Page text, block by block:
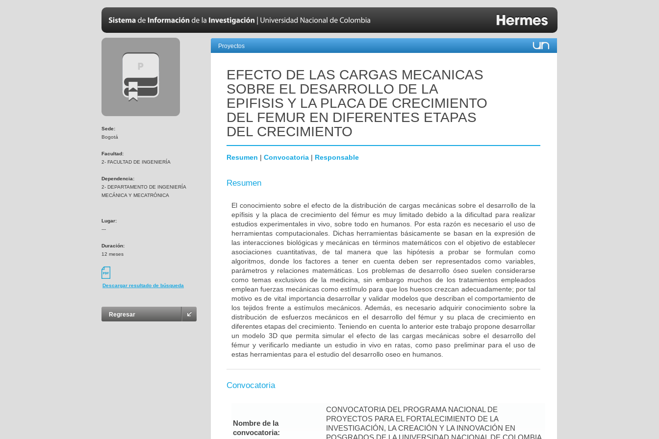
Sede:
Bogotá
Facultad:
2- FACULTAD DE INGENIERÍA
Dependencia:
2- DEPARTAMENTO DE INGENIERÍA
MECÁNICA Y MECATRÓNICA
Lugar:
---
Duración:
12 meses
Descargar resultado de búsqueda
Regresar
Proyectos
EFECTO DE LAS CARGAS MECANICAS
SOBRE EL DESARROLLO DE LA
EPIFISIS Y LA PLACA DE CRECIMIENTO
DEL FEMUR EN DIFERENTES ETAPAS
DEL CRECIMIENTO
Resumen | Convocatoria | Responsable
Resumen
El conocimiento sobre el efecto de la distribución de cargas mecánicas sobre el desarrollo de la
epífisis y la placa de crecimiento del fémur es muy limitado debido a la dificultad para realizar
estudios experimentales in vivo, sobre todo en humanos. Por esta razón es necesario el uso de
herramientas computacionales. Dichas herramientas básicamente se basan en la expresión de
las interacciones biológicas y mecánicas en términos matemáticos con el objetivo de establecer
asociaciones cuantitativas, de tal manera que las hipótesis a probar se formulan como
algoritmos, donde los factores a tener en cuenta deben ser representados como variables,
parámetros y relaciones matemáticas. Los problemas de desarrollo óseo suelen considerarse
como temas exclusivos de la medicina, sin embargo muchos de los tratamientos empleados
emplean fuerzas mecánicas como estímulo para que los huesos crezcan adecuadamente; por tal
motivo es de vital importancia desarrollar y validar modelos que describan el comportamiento de
los tejidos frente a estímulos mecánicos. Además, es necesario adquirir conocimiento sobre la
distribución de esfuerzos mecánicos en el desarrollo del fémur y su placa de crecimiento en
diferentes etapas del crecimiento. Teniendo en cuenta lo anterior este trabajo propone desarrollar
un modelo 3D que permita simular el efecto de las cargas mecánicas sobre el desarrollo del
fémur y verificarlo mediante un estudio in vivo en ratas, como paso preliminar para el uso de
estas herramientas para el estudio del desarrollo oseo en humanos.
Convocatoria
Nombre de la
convocatoria:
CONVOCATORIA DEL PROGRAMA NACIONAL DE
PROYECTOS PARA EL FORTALECIMIENTO DE LA
INVESTIGACIÓN, LA CREACIÓN Y LA INNOVACIÓN EN
POSGRADOS DE LA UNIVERSIDAD NACIONAL DE COLOMBIA